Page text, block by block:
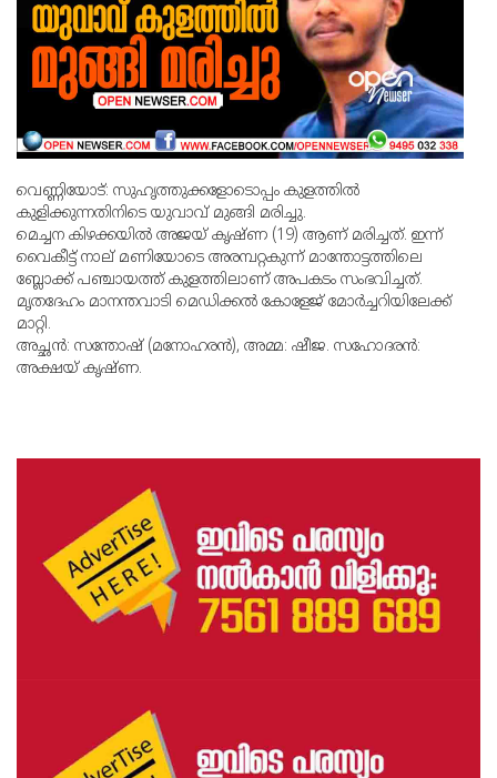
വെണ്ണിയോട്: സുഹൃത്തുക്കളോടൊപ്പം കുളത്തില്‍
കുളിക്കുന്നതിനിടെ യുവാവ് മുങ്ങി മരിച്ചു.
മെച്ചന കിഴക്കയില്‍ അജയ് കൃഷ്ണ (19) ആണ് മരിച്ചത്. ഇന്ന്
വൈകീട്ട് നാല് മണിയോടെ അരമ്പറ്റകുന്ന് മാന്തോട്ടത്തിലെ
ബ്ലോക്ക് പഞ്ചായത്ത് കുളത്തിലാണ് അപകടം സംഭവിച്ചത്.
മൃതദേഹം മാനന്തവാടി മെഡിക്കല്‍ കോളേജ് മോര്‍ച്ചറിയിലേക്ക്
മാറ്റി.
അച്ഛന്‍: സന്തോഷ് (മനോഹരന്‍), അമ്മ: ഷീജ. സഹോദരന്‍:
അക്ഷയ് കൃഷ്ണ.